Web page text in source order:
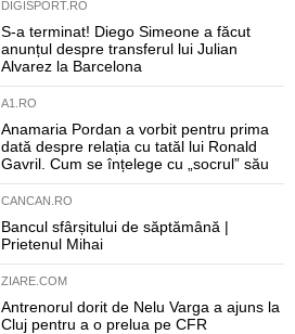
DIGISPORT.RO
S-a terminat! Diego Simeone a făcut
anunțul despre transferul lui Julian
Alvarez la Barcelona
A1.RO
Anamaria Pordan a vorbit pentru prima
dată despre relația cu tatăl lui Ronald
Gavril. Cum se înțelege cu „socrul” său
CANCAN.RO
Bancul sfârșitului de săptămână |
Prietenul Mihai
ZIARE.COM
Antrenorul dorit de Nelu Varga a ajuns la
Cluj pentru a o prelua pe CFR